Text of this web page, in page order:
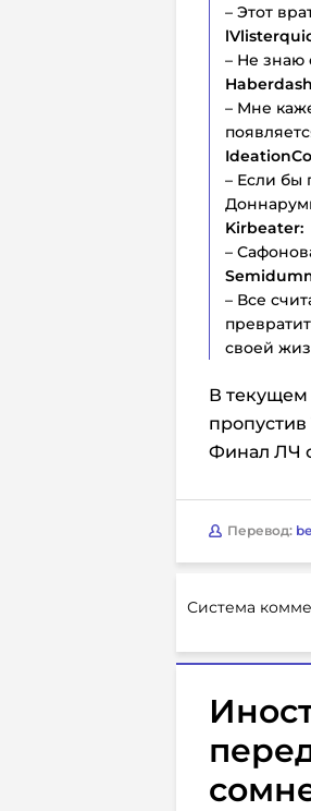
– Этот
– Не знаю
– Мне
– Если бы
Kirbeater:
–
– Все
своей
В текущем
пропустив
Финал ЛЧ
Перевод:
Система